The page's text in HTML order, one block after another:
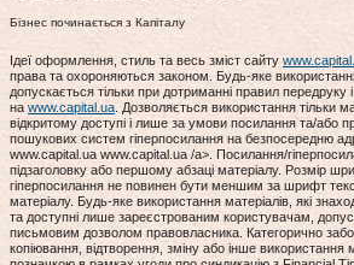
Бізнес починається з Капіталу
Ідеї оформлення, стиль та весь зміст сайту
права та охороняються законом. Будь-яке
допускається тільки при дотриманні правил передруку
на www.capital.ua . Дозволяється використання тільки
відкритому доступі і лише за умови посилання та/або
пошукових систем гіперпосилання на безпосередню
www.capital.ua www.capital.ua /a>. Посилання/
підзаголовку або першому абзаці матеріалу. Розмір
гіперпосилання не повинен бути меншим за шрифт
матеріалу. Будь-яке використання матеріалів, які
та доступні лише зареєстрованим користувачам,
письмовим дозволом правовласника. Категорично
копіювання, відтворення, зміну або інше використання